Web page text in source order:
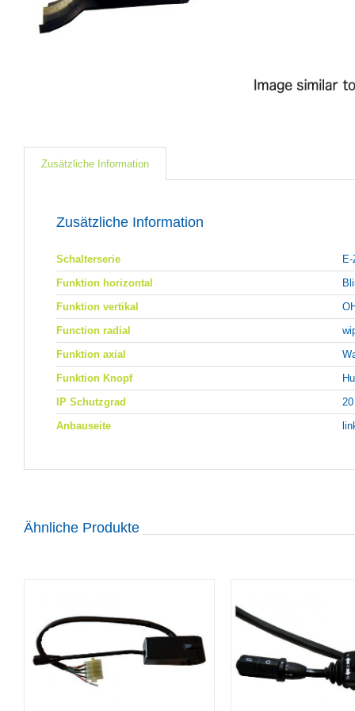
Zusätzliche Information
Zusätzliche Information
Schalterserie
Funktion horizontal
Funktion vertikal
Function radial
Funktion axial
Funktion Knopf
IP Schutzgrad
20
Anbauseite
Ähnliche Produkte